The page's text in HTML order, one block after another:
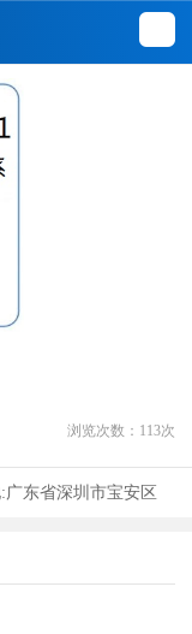
浏览次数： 113次
广东省深圳市宝安区